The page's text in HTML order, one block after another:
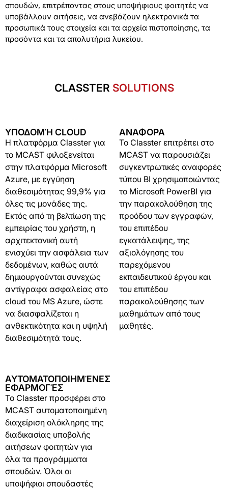
σπουδών, επιτρέποντας στους υποψήφιους φοιτητές να
υποβάλλουν αιτήσεις, να ανεβάζουν ηλεκτρονικά τα
προσωπικά τους στοιχεία και τα αρχεία πιστοποίησης, τα
προσόντα και τα απολυτήρια λυκείου.
CLASSTER SOLUTIONS
ΥΠΟΔΟΜΉ CLOUD
Η πλατφόρμα Classter για
το MCAST φιλοξενείται
στην πλατφόρμα Microsoft
Azure, με εγγύηση
διαθεσιμότητας 99,9% για
όλες τις μονάδες της.
Εκτός από τη βελτίωση της
εμπειρίας του χρήστη, η
αρχιτεκτονική αυτή
ενισχύει την ασφάλεια των
δεδομένων, καθώς αυτά
δημιουργούνται συνεχώς
αντίγραφα ασφαλείας στο
cloud του MS Azure, ώστε
να διασφαλίζεται η
ανθεκτικότητα και η υψηλή
διαθεσιμότητά τους.
ΑΝΑΦΟΡΑ
Το Classter επιτρέπει στο
MCAST να παρουσιάζει
συγκεντρωτικές αναφορές
τύπου BI χρησιμοποιώντας
το Microsoft PowerBI για
την παρακολούθηση της
προόδου των εγγραφών,
του επιπέδου
εγκατάλειψης, της
αξιολόγησης του
παρεχόμενου
εκπαιδευτικού έργου και
του επιπέδου
παρακολούθησης των
μαθημάτων από τους
μαθητές.
ΑΥΤΟΜΑΤΟΠΟΙΗΜΈΝΕΣ
ΕΦΑΡΜΟΓΈΣ
Το Classter προσφέρει στο
MCAST αυτοματοποιημένη
διαχείριση ολόκληρης της
διαδικασίας υποβολής
αιτήσεων φοιτητών για
όλα τα προγράμματα
σπουδών. Όλοι οι
υποψήφιοι σπουδαστές